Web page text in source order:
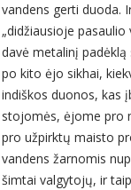
vandens gerti duoda.
„didžiausioje
davė metalinį
po kito ėjo sikhai,
indiškos duonos, kas
stojomės, ėjome pro
pro užpirktų maisto
vandens žarnomis
šimtai valgytojų, ir